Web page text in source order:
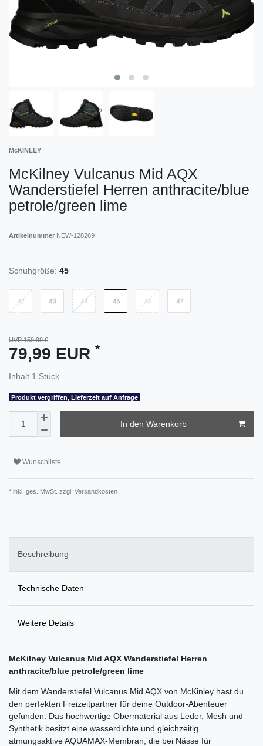
McKINLEY
McKilney Vulcanus Mid AQX
Wanderstiefel Herren anthracite/blue
petrole/green lime
Artikelnummer NEW-128269
Schuhgröße: 45
UVP 159,99 €
79,99 EUR *
Inhalt 1 Stück
Produkt vergriffen, Lieferzeit auf Anfrage
In den Warenkorb
Wunschliste
* inkl. ges. MwSt. zzgl. Versandkosten
Beschreibung
Technische Daten
Weitere Details
McKilney Vulcanus Mid AQX Wanderstiefel Herren
anthracite/blue petrole/green lime
Mit dem Wanderstiefel Vulcanus Mid AQX von McKinley hast du
den perfekten Freizeitpartner für deine Outdoor-Abenteuer
gefunden. Das hochwertige Obermaterial aus Leder, Mesh und
Synthetik besitzt eine wasserdichte und gleichzeitig
atmungsaktive AQUAMAX-Membran, die bei Nässe für